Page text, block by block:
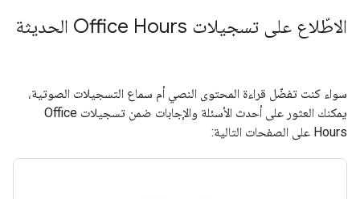
الاطّلاع على تسجيلات Office Hours الحديثة
سواء كنت تفضّل قراءة المحتوى النصي أم سماع التسجيلات الصوتية،
يمكنك العثور على أحدث الأسئلة والإجابات ضمن تسجيلات Office
Hours على الصفحات التالية: